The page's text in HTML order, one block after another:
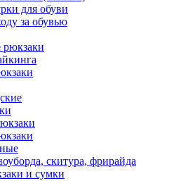
для обуви
за обувью
рюкзаки
скитура, фрирайда
и сумки